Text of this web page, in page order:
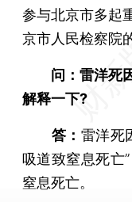
参与北京市多起
京市人民检察院
问：雷洋死因
解释一下?
答： 雷洋死
吸道致窒息死亡
窒息死亡。